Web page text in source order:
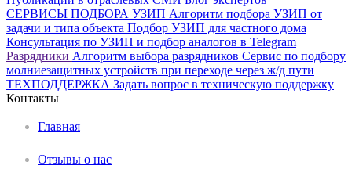
СЕРВИСЫ ПОДБОРА УЗИП Алгоритм подбора УЗИП от
задачи и типа объекта Подбор УЗИП для частного дома
Консультация по УЗИП и подбор аналогов в Telegram
Разрядники Алгоритм выбора разрядников Сервис по подбору
молниезащитных устройств при переходе через ж/д пути
ТЕХПОДДЕРЖКА Задать вопрос в техническую поддержку
Контакты
Главная
Отзывы о нас